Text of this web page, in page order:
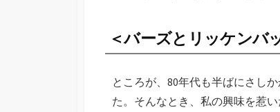
＜バーズとリッケンバ
ところが、80年代も半ばにさし
た。そんなとき、私の興味を惹